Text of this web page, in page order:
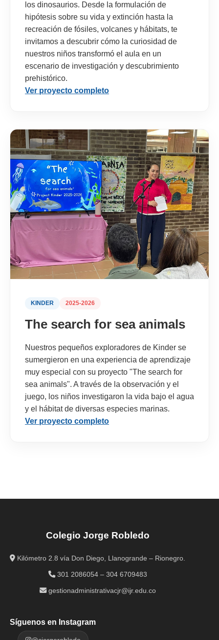
los dinosaurios. Desde la formulación de
hipótesis sobre su vida y extinción hasta la
recreación de fósiles, volcanes y hábitats, te
invitamos a descubrir cómo la curiosidad de
nuestros niños transformó el aula en un
escenario de investigación y descubrimiento
prehistórico.
Ver proyecto completo
KINDER 2025-2026
The search for sea animals
Nuestros pequeños exploradores de Kinder se
sumergieron en una experiencia de aprendizaje
muy especial con su proyecto "The search for
sea animals". A través de la observación y el
juego, los niños investigaron la vida bajo el agua
y el hábitat de diversas especies marinas.
Ver proyecto completo
Colegio Jorge Robledo
Kilómetro 2.8 vía Don Diego, Llanogrande – Rionegro.
301 2086054 – 304 6709483
gestionadministrativacjr@ijr.edu.co
Síguenos en Instagram